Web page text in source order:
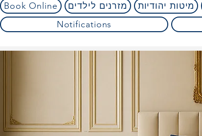
מיטות יהודיות מזרנים לילדים
Book Online
Notifications